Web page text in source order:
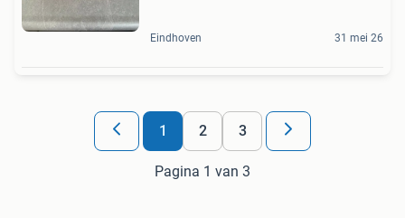
Eindhoven 31 mei 26
1 2 3
Pagina 1 van 3